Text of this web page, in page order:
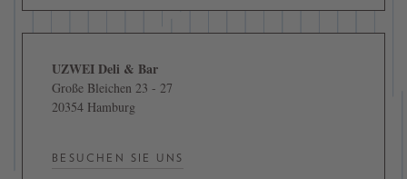
UZWEI Deli & Bar
Große Bleichen 23 - 27
20354 Hamburg
BESUCHEN SIE UNS